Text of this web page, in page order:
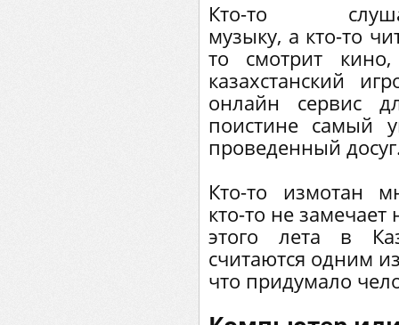
Кто-то
музыку, а кто-то
то смотрит
казахстанский
онлайн сервис
поистине самый
проведенный
Кто-то измотан
кто-то не
этого лета в
считаются одним
что придумало